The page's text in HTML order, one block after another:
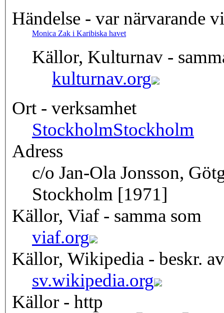
Händelse - var närvarande
Monica Zak i Karibiska havet
Källor, Kulturnav -
kulturnav.org
Ort - verksamhet
StockholmStockholm
Adress
c/o Jan-Ola Jonsson,
Stockholm [1971]
Källor, Viaf - samma som
viaf.org
Källor, Wikipedia - beskr. av
sv.wikipedia.org
Källor - http